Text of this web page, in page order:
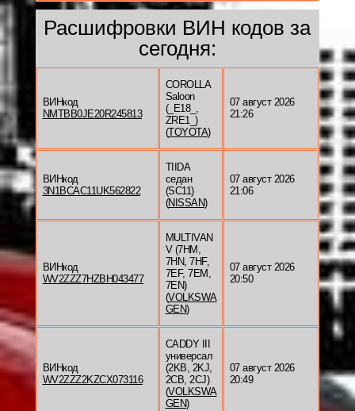
Расшифровки ВИН кодов за
сегодня:
ВИНкод
NMTBB0JE20R245813
COROLLA
Saloon
(_E18_,
ZRE1_)
(TOYOTA)
07 август 2026
21:26
ВИНкод
3N1BCAC11UK562822
TIIDA
седан
(SC11)
(NISSAN)
07 август 2026
21:06
ВИНкод
WV2ZZZ7HZBH043477
MULTIVAN
V (7HM,
7HN, 7HF,
7EF, 7EM,
7EN)
(VOLKSWA
GEN)
07 август 2026
20:50
ВИНкод
WV2ZZZ2KZCX073116
CADDY III
универсал
(2KB, 2KJ,
2CB, 2CJ)
(VOLKSWA
GEN)
07 август 2026
20:49